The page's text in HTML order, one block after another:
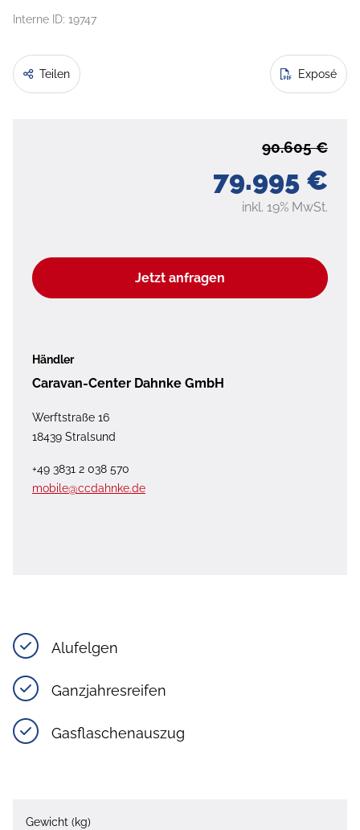
Interne ID: 19747
Teilen Exposé
79.995 €
90.605 €
inkl. 19% MwSt.
Jetzt anfragen
Händler
Caravan-Center Dahnke GmbH
Werftstraße 16
18439 Stralsund
+49 3831 2 038 570
mobile@ccdahnke.de
Alufelgen
Ganzjahresreifen
Gasflaschenauszug
Gewicht (kg)